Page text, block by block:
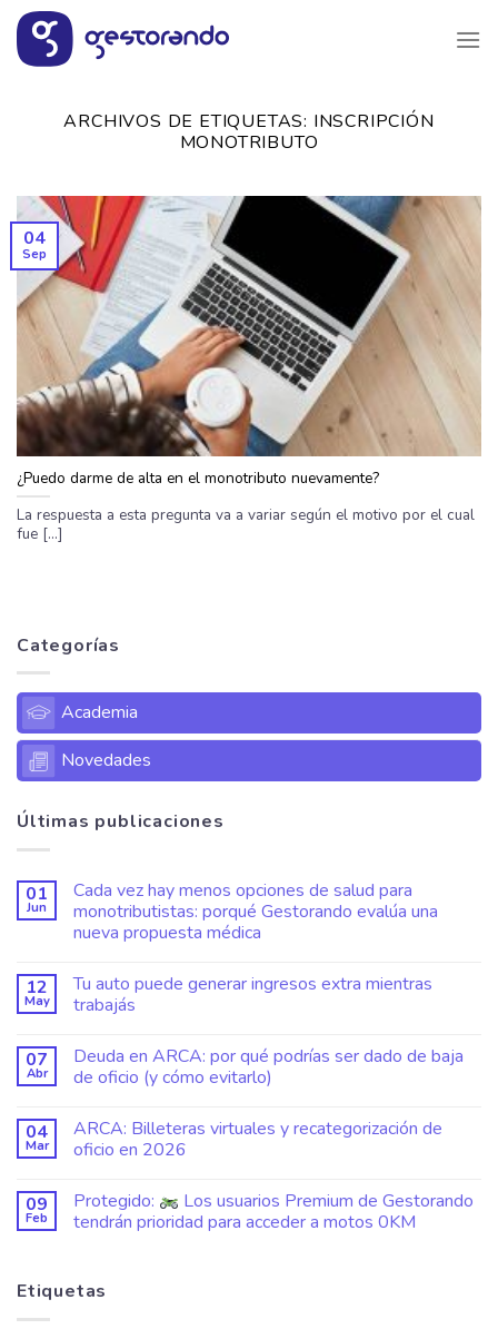
Saltar
contenido
ARCHIVOS DE ETIQUETAS: INSCRIPCIÓN
MONOTRIBUTO
¿Puedo darme de alta en el monotributo nuevamente?
La respuesta a esta pregunta va a variar según el motivo por el cual
fue [...]
04
Sep
Categorías
Academia
Novedades
Últimas publicaciones
01
Jun
Cada vez hay menos opciones de salud para
monotributistas: porqué Gestorando evalúa una
nueva propuesta médica
12
May
Tu auto puede generar ingresos extra mientras
trabajás
07
Abr
Deuda en ARCA: por qué podrías ser dado de baja
de oficio (y cómo evitarlo)
04
Mar
ARCA: Billeteras virtuales y recategorización de
oficio en 2026
09
Feb
Protegido:
Los usuarios Premium de Gestorando
tendrán prioridad para acceder a motos 0KM
Etiquetas